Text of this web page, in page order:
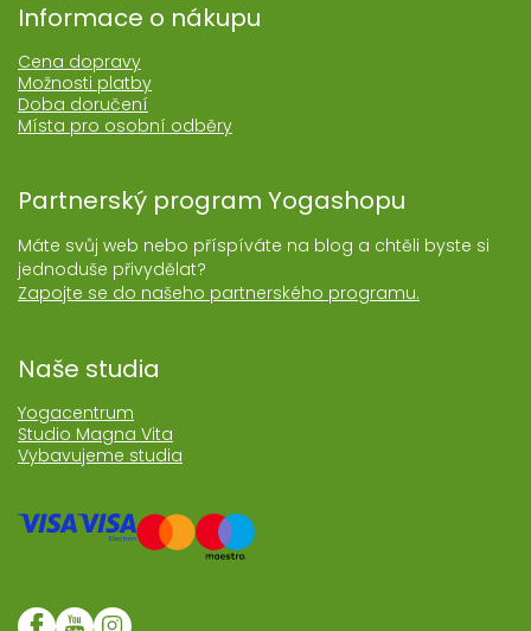
Informace o nákupu
Cena dopravy
Možnosti platby
Doba doručení
Místa pro osobní odběry
Partnerský program Yogashopu
Máte svůj web nebo příspíváte na blog a chtěli byste si
jednoduše přivydělat?
Zapojte se do našeho partnerského programu.
Naše studia
Yogacentrum
Studio Magna Vita
Vybavujeme studia